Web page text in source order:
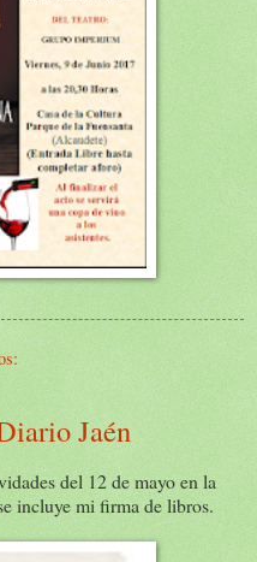
Jaén
del 12 de mayo en la
incluye mi firma de libros.